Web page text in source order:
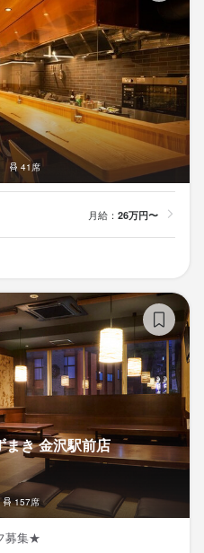
41席
月給： 26万円〜
まき 金沢駅前店
157席
募集★